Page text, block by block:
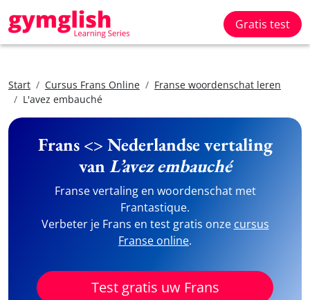
Gratis test
Start Cursus Frans Online
Franse woordenschat leren
L'avez embauché
Frans <> Nederlandse vertaling
vanL’avez embauché
Franse vertaling en woordenschat met
Frantastique.
Verbeter je Frans en test gratis onze cursus
Franse online.
Test gratis uw Frans